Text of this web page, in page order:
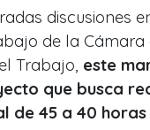
discusiones
de la Cámara
Trabajo, este
que busca
de 45 a 40